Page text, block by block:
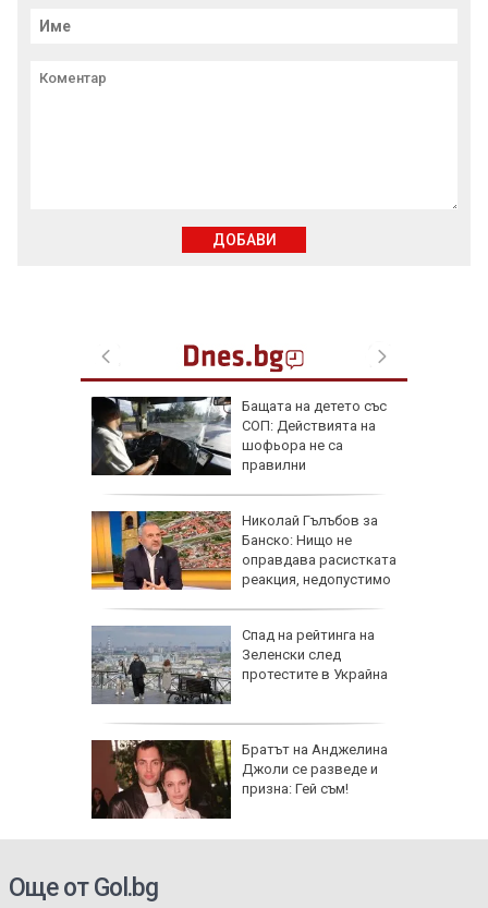
Бащата на детето със
СОП: Действията на
шофьора не са
правилни
Николай Гълъбов за
Банско: Нищо не
оправдава расистката
реакция, недопустимо
Спад на рейтинга на
Зеленски след
протестите в Украйна
Братът на Анджелина
Джоли се разведе и
призна: Гей съм!
ДОБАВИ
Още от Gol.bg